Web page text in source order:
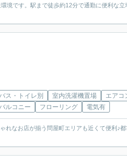
境です。駅まで徒歩約12分で通勤に便利な立
ス・トイレ別 室内洗濯機置場
エアコ
ルコニー
フローリング 電気有
れなお店が揃う問屋町エリアも近くて便利♪都